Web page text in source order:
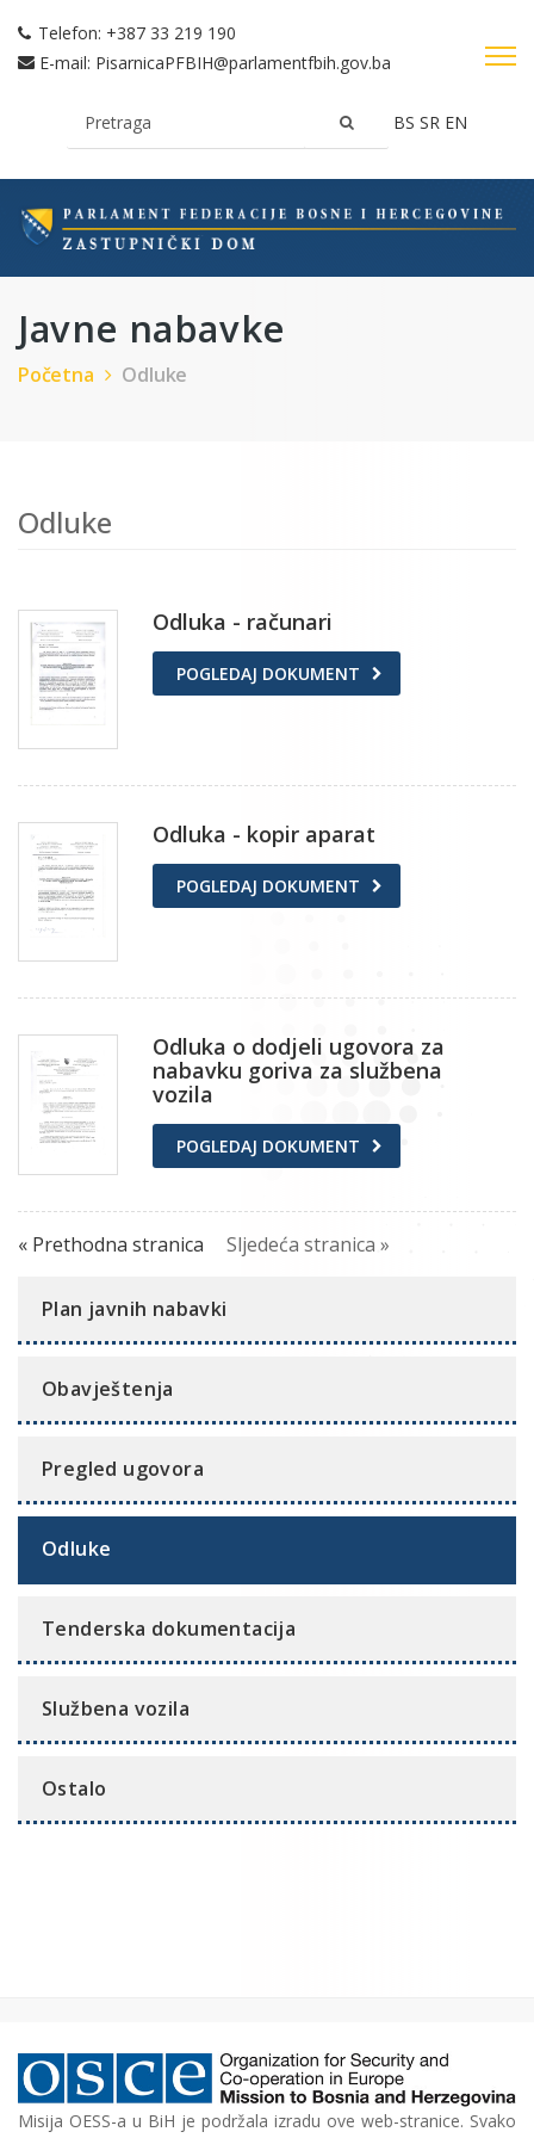
Telefon: +387 33 219 190
E-mail: PisarnicaPFBIH@parlamentfbih.gov.ba
BS SR EN
Javne nabavke
Početna Odluke
Odluke
Odluka - računari
POGLEDAJ DOKUMENT
Odluka - kopir aparat
POGLEDAJ DOKUMENT
Odluka o dodjeli ugovora za
nabavku goriva za službena
vozila
POGLEDAJ DOKUMENT
« Prethodna stranica Sljedeća stranica »
Plan javnih nabavki
Obavještenja
Pregled ugovora
Odluke
Tenderska dokumentacija
Službena vozila
Ostalo
Misija OESS-a u BiH je podržala izradu ove web-stranice. Svako